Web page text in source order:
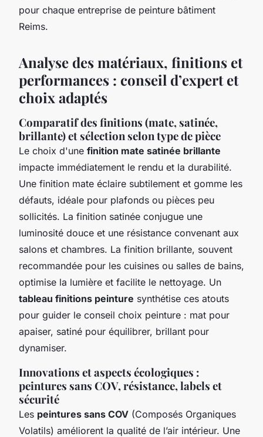
pour chaque entreprise de peinture bâtiment
Reims.
Analyse des matériaux, finitions et
performances : conseil d’expert et
choix adaptés
Comparatif des finitions (mate, satinée,
brillante) et sélection selon type de pièce
Le choix d'une finition mate satinée brillante
impacte immédiatement le rendu et la durabilité.
Une finition mate éclaire subtilement et gomme les
défauts, idéale pour plafonds ou pièces peu
sollicités. La finition satinée conjugue une
luminosité douce et une résistance convenant aux
salons et chambres. La finition brillante, souvent
recommandée pour les cuisines ou salles de bains,
optimise la lumière et facilite le nettoyage. Un
tableau finitions peinture synthétise ces atouts
pour guider le conseil choix peinture : mat pour
apaiser, satiné pour équilibrer, brillant pour
dynamiser.
Innovations et aspects écologiques :
peintures sans COV, résistance, labels et
sécurité
Les peintures sans COV (Composés Organiques
Volatils) améliorent la qualité de l’air intérieur. Une